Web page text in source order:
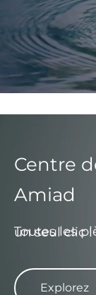
Centre
Amiad
Toutes les pièces dont vous avez besoin – en un seul clic !
Explorez